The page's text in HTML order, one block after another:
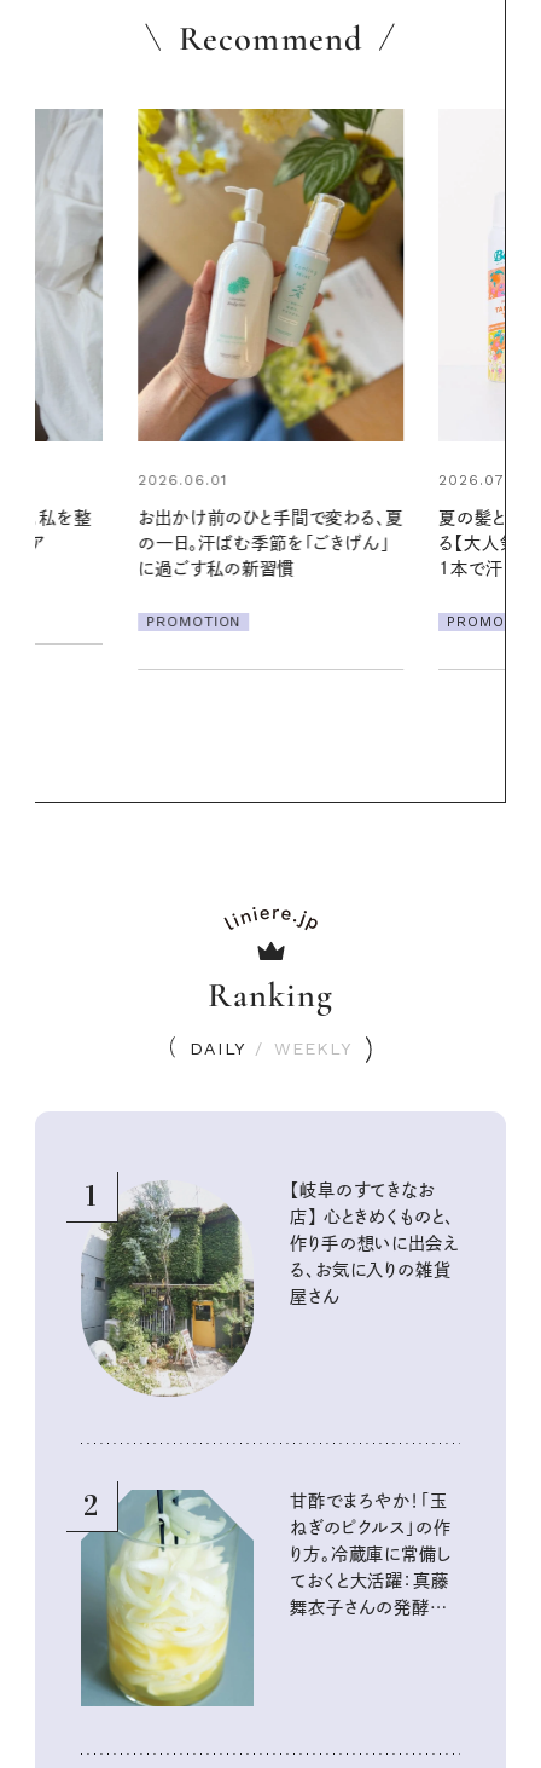
Recommend
変わる、夏
ごきげん」
2026.07.24
夏の髪と心が瞬時にリフレッシュす
る【大人気のドライシャンプー】 この
1本で汗ばむ季節も一日中心地よく
PROMOTION
2026.06.01
真夏に向け
やりジェルと
地よくうるお
PROMOTION
Ranking
DAILY / WEEKLY
1
【岐阜のすてきなお
店】 心ときめくものと、
作り手の想いに出会え
る、お気に入りの雑貨
屋さん
2
甘酢でまろやか！「玉
ねぎのピクルス」の作
り方。冷蔵庫に常備し
ておくと大活躍：真藤
舞衣子さんの発酵と